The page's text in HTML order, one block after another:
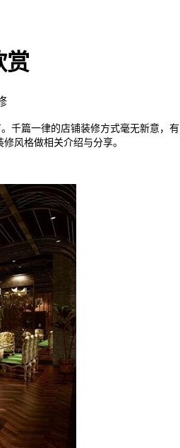
赏
千篇一律的店铺装修方式毫无新意，有
风格做相关介绍与分享。